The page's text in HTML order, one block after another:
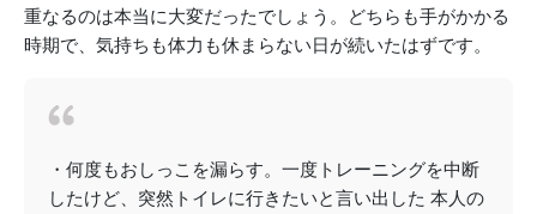
重なるのは本当に大変だったでしょう。どちらも手がかかる
時期で、気持ちも体力も休まらない日が続いたはずです。
・何度もおしっこを漏らす。一度トレーニングを中断
したけど、突然トイレに行きたいと言い出した 本人の